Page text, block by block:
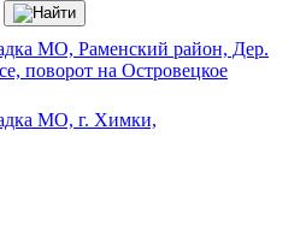
МО, Раменский район, Дер.
поворот на Островецкое
МО, г. Химки,